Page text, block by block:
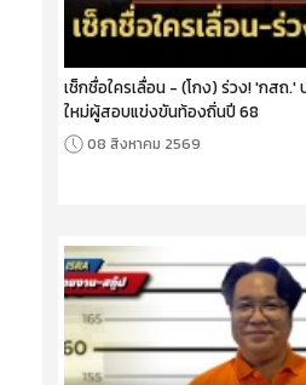
เช็กชื่อใครเลื่อน - (โกง) ร่วง! 'กสถ
ใหม่ผู้สอบแข่งขันท้องถิ่นปี 68
08 สิงหาคม 2569